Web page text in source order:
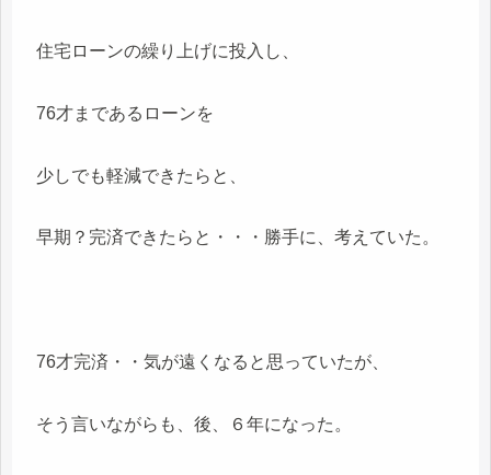
住宅ローンの繰り上げに投入し、
76才まであるローンを
少しでも軽減できたらと、
早期？完済できたらと・・・勝手に、考えていた。
76才完済・・気が遠くなると思っていたが、
そう言いながらも、後、６年になった。